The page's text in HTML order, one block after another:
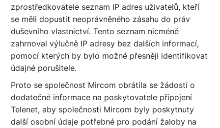
zprostředkovatele seznam IP adres uživatelů, kteří
se měli dopustit neoprávněného zásahu do práv
duševního vlastnictví. Tento seznam nicméně
zahrnoval výlučně IP adresy bez dalších informací,
pomocí kterých by bylo možné přesněji identifikovat
údajné porušitele.
Proto se společnost Mircom obrátila se žádostí o
dodatečné informace na poskytovatele připojení
Telenet, aby společnosti Mircom byly poskytnuty
další osobní údaje potřebné pro podání žaloby na